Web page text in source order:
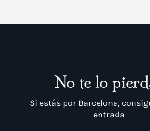
No te lo
Si estás por Barcelona,
entrada